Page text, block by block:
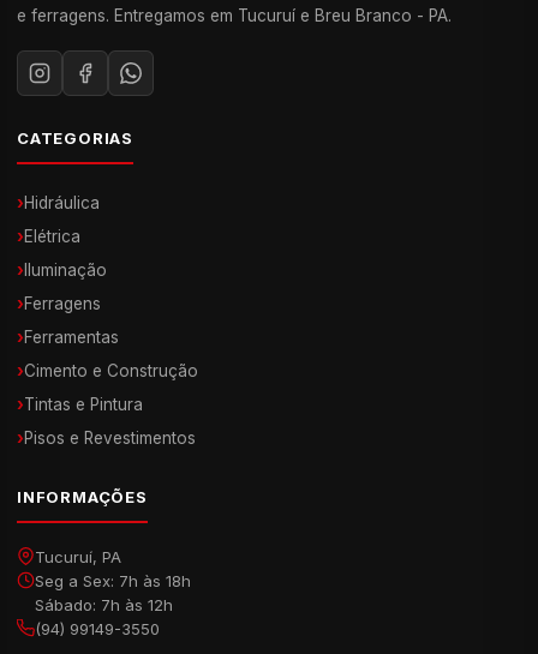
e ferragens. Entregamos em Tucuruí e Breu Branco - PA.
CATEGORIAS
›Hidráulica
›Elétrica
› Iluminação
›Ferragens
›Ferramentas
›Cimento e Construção
›Tintas e Pintura
›Pisos e Revestimentos
INFORMAÇÕES
Tucuruí, PA
Seg a Sex: 7h às 18h
Sábado: 7h às 12h
(94) 99149-3550